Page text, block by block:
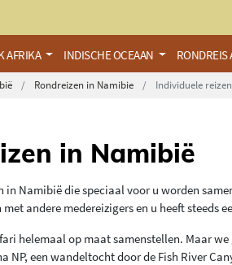
AFRIKA INDISCHE OCEAAN RONDREIS
Rondreizen in Namibie Individuele
in Namibië
in Namibië die speciaal voor u worden
andere medereizigers en u heeft steeds
helemaal op maat samenstellen. Maar
NP, een wandeltocht door de Fish River